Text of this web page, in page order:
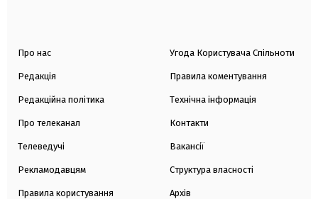
Про нас
Редакція
Редакційна політика
Про телеканал
Телеведучі
Рекламодавцям
Правила користування
Угода Користувача Спільноти
Правила коментування
Технічна інформація
Контакти
Вакансії
Структура власності
Архів